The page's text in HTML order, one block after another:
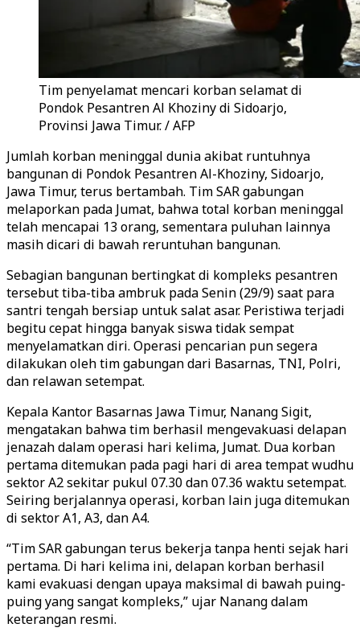
Tim penyelamat mencari korban selamat di
Pondok Pesantren Al Khoziny di Sidoarjo,
Provinsi Jawa Timur. / AFP
Jumlah korban meninggal dunia akibat runtuhnya
bangunan di Pondok Pesantren Al-Khoziny, Sidoarjo,
Jawa Timur, terus bertambah. Tim SAR gabungan
melaporkan pada Jumat, bahwa total korban meninggal
telah mencapai 13 orang, sementara puluhan lainnya
masih dicari di bawah reruntuhan bangunan.
Sebagian bangunan bertingkat di kompleks pesantren
tersebut tiba-tiba ambruk pada Senin (29/9) saat para
santri tengah bersiap untuk salat asar. Peristiwa terjadi
begitu cepat hingga banyak siswa tidak sempat
menyelamatkan diri. Operasi pencarian pun segera
dilakukan oleh tim gabungan dari Basarnas, TNI, Polri,
dan relawan setempat.
Kepala Kantor Basarnas Jawa Timur, Nanang Sigit,
mengatakan bahwa tim berhasil mengevakuasi delapan
jenazah dalam operasi hari kelima, Jumat. Dua korban
pertama ditemukan pada pagi hari di area tempat wudhu
sektor A2 sekitar pukul 07.30 dan 07.36 waktu setempat.
Seiring berjalannya operasi, korban lain juga ditemukan
di sektor A1, A3, dan A4.
“Tim SAR gabungan terus bekerja tanpa henti sejak hari
pertama. Di hari kelima ini, delapan korban berhasil
kami evakuasi dengan upaya maksimal di bawah puing-
puing yang sangat kompleks,” ujar Nanang dalam
keterangan resmi.